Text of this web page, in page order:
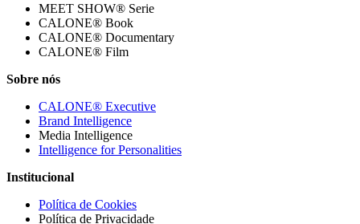
MEET SHOW® Serie
CALONE® Book
CALONE® Documentary
CALONE® Film
Sobre nós
CALONE® Executive
Brand Intelligence
Media Intelligence
Intelligence for Personalities
Institucional
Política de Cookies
Política de Privacidade